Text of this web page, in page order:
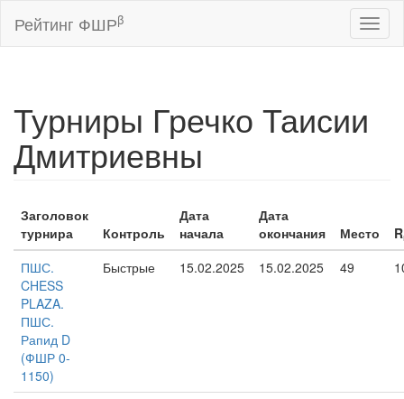
Рейтинг ФШРβ
Турниры Гречко Таисии
Дмитриевны
Заголовок
турнира
Контроль
Дата
начала
Дата
окончания
Место R
ПШС.
CHESS
PLAZA.
ПШС.
Рапид D
(ФШР 0-
1150)
Быстрые 15.02.2025 15.02.2025 49